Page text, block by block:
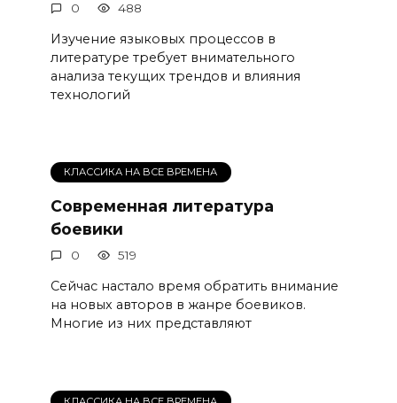
0 488
Изучение языковых процессов в
литературе требует внимательного
анализа текущих трендов и влияния
технологий
КЛАССИКА НА ВСЕ ВРЕМЕНА
Современная литература
боевики
0 519
Сейчас настало время обратить внимание
на новых авторов в жанре боевиков.
Многие из них представляют